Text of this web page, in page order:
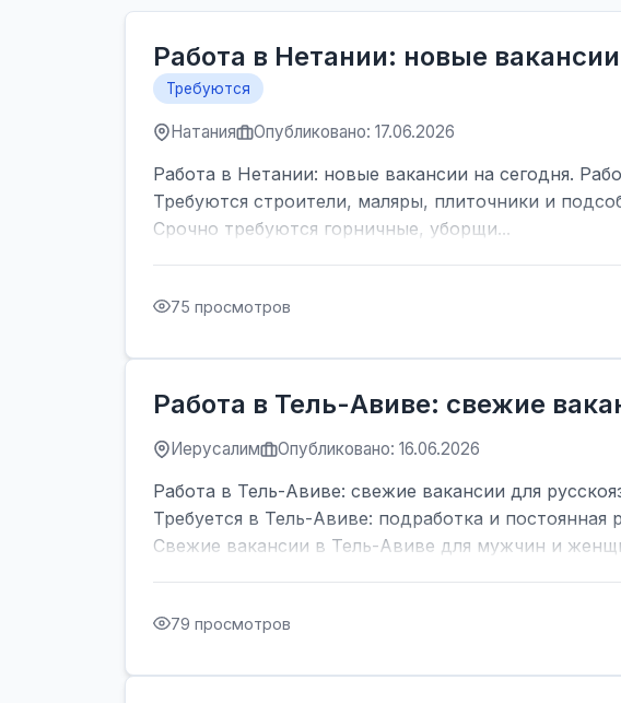
Работа в Нетании: новые
Требуются
Натания Опубликовано: 17.06.2026
Работа в Нетании: новые вакансии на сегодня.
Требуются строители, маляры, плиточники и
Срочно требуются горничные, уборщи...
75 просмотров
Работа в Тель-Авиве: свежие
Иерусалим Опубликовано: 16.06.2026
Работа в Тель-Авиве: свежие вакансии для
Требуется в Тель-Авиве: подработка и постоянная
Свежие вакансии в Тель-Авиве для мужчин и
79 просмотров